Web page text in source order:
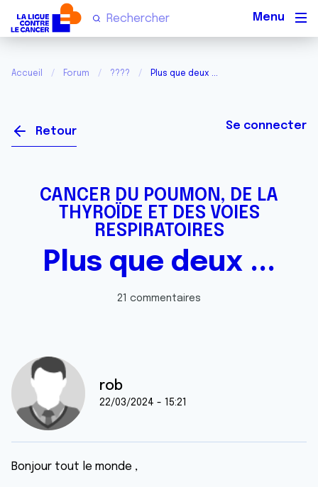
Accueil Forum ???? Plus que deux ...
Retour Se connecter
CANCER DU POUMON, DE LA
THYROÏDE ET DES VOIES
RESPIRATOIRES
Plus que deux ...
21 commentaires
rob
22/03/2024 - 15:21
Bonjour tout le monde ,